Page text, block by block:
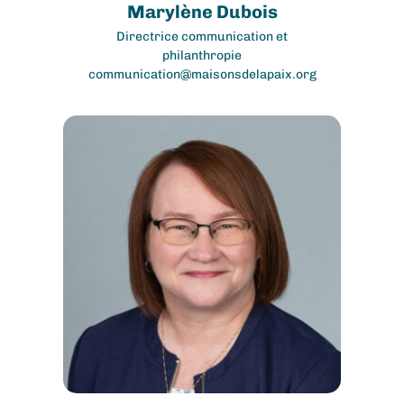
Marylène Dubois
Directrice communication et
philanthropie
communication@maisonsdelapaix.org